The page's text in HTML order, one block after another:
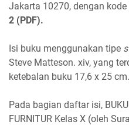
Jakarta 10270, dengan kode
2 (PDF).
Isi buku menggunakan tipe
Steve Matteson. xiv, yang
ketebalan buku 17,6 x 25 cm.
Pada bagian daftar isi,
FURNITUR Kelas X (oleh